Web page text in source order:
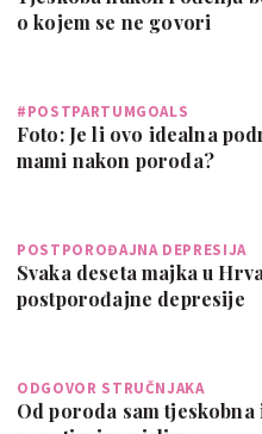
o kojem se ne govori
#POSTPARTUMGOALS
Foto: Je li ovo idealna
mami nakon poroda?
POSTPOROĐAJNA DEPRESIJA
Svaka deseta majka u
postporođajne depresije
ODGOVOR STRUČNJAKA
Od poroda sam tjeskobna